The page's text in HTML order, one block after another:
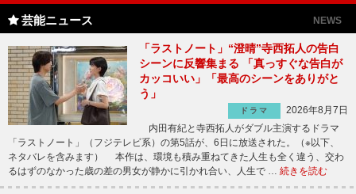
芸能ニュース NEWS
「ラストノート」“澄晴”寺西拓人の告白
シーンに反響集まる 「真っすぐな告白が
カッコいい」「最高のシーンをありがと
う」
ドラマ
2026年8月7日
内田有紀と寺西拓人がダブル主演するドラマ
「ラストノート」（フジテレビ系）の第5話が、6日に放送された。（※以下、
ネタバレを含みます） 本作は、環境も積み重ねてきた人生も全く違う、交わ
るはずのなかった歳の差の男女が静かに引かれ合い、人生で … 続きを読む